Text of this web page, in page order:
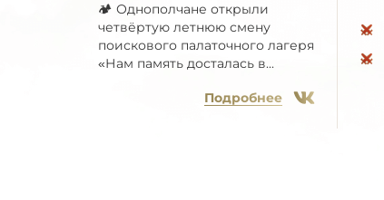
🏕 Однополчане открыли
четвёртую летнюю смену
поискового палаточного лагеря
«Нам память досталась в...
Подробнее